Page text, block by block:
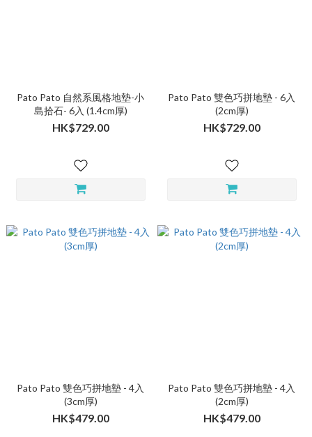
Pato Pato 自然系風格地墊-小
島拾石- 6入 (1.4cm厚)
HK$729.00
Pato Pato 雙色巧拼地墊 - 6入
(2cm厚)
HK$729.00
Pato Pato 雙色巧拼地墊 - 4入
(3cm厚)
HK$479.00
Pato Pato 雙色巧拼地墊 - 4入
(2cm厚)
HK$479.00